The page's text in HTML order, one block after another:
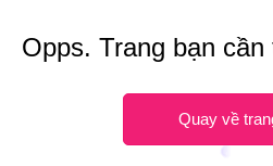
Opps. Trang bạn
Quay về